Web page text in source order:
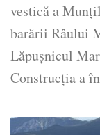
vestică a
barării Râului
Lăpușnicul
Construcția a